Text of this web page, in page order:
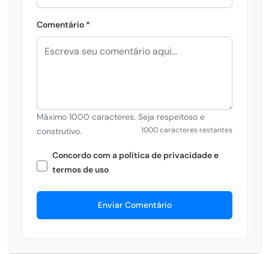
Comentário *
Máximo 1000 caracteres. Seja respeitoso e
construtivo.
1000 caracteres restantes
Concordo com a política de privacidade e
termos de uso
Enviar Comentário